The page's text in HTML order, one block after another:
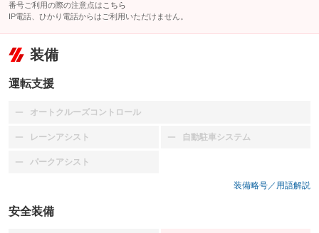
番号ご利用の際の注意点は こちら
IP電話、ひかり電話からはご利用いただけません。
装備
運転支援
オートクルーズコントロール
：装備なし
レーンアシスト
：装備なし 自動駐車システム
：装備なし
パークアシスト
：装備なし
装備略号／用語解説
安全装備